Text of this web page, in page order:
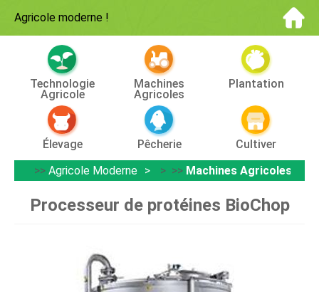
Agricole moderne !
Technologie
Agricole
Machines
Agricoles
Plantation
Élevage Pêcherie
Cultiver
>> Agricole Moderne > >> Machines Agricoles
Processeur de protéines BioChop